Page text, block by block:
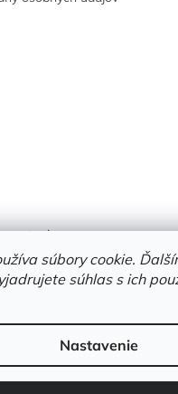
súbory cookie.
súhlas s ich
Nastavenie
221
Vytvoril Shoptet